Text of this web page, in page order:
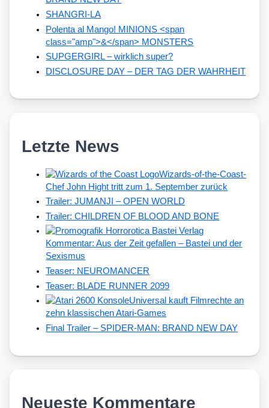
SHANGRI-LA
Polenta al Mango! MINIONS <span
class="amp">&</span> MONSTERS
SUPGERGIRL – wirklich super?
DISCLOSURE DAY – DER TAG DER WAHRHEIT
Letzte News
Wizards-of-the-Coast-
Chef John Hight tritt zum 1. September zurück
Trailer: JUMANJI – OPEN WORLD
Trailer: CHILDREN OF BLOOD AND BONE
Kommentar: Aus der Zeit gefallen – Bastei und der
Sexismus
Teaser: NEUROMANCER
Teaser: BLADE RUNNER 2099
Universal kauft Filmrechte an
zehn klassischen Atari-Games
Final Trailer – SPIDER-MAN: BRAND NEW DAY
Neueste Kommentare